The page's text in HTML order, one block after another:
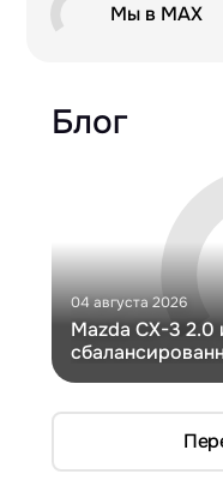
Мы в MAX
Блог
04 августа 2026
Mazda CX-3 2.0